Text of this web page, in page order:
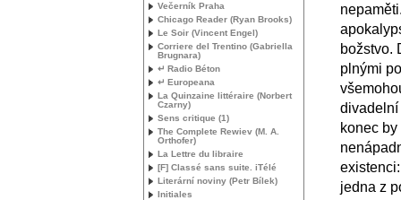
božstvo.
plnými
konec
jedna z
Večerník Praha
Chicago Reader (Ryan Brooks)
Le Soir (Vincent Engel)
Corriere del Trentino (Gabriella
Brugnara)
↵ Radio Béton
↵ Europeana
La Quinzaine littéraire (Norbert
Czarny)
Sens critique (1)
The Complete Rewiev (M. A.
Orthofer)
La Lettre du libraire
[F] Classé sans suite. iTélé
Literární noviny (Petr Bílek)
Initiales